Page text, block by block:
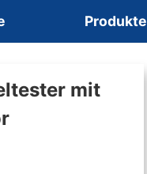
Produkte
mit